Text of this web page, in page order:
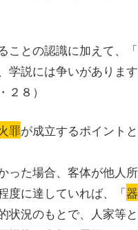
ことの認識に加えて、
学説には争いがありま
８）
罪が成立するポイント
った場合、客体が他人
度に達していれば、「
状況のもとで、人家等